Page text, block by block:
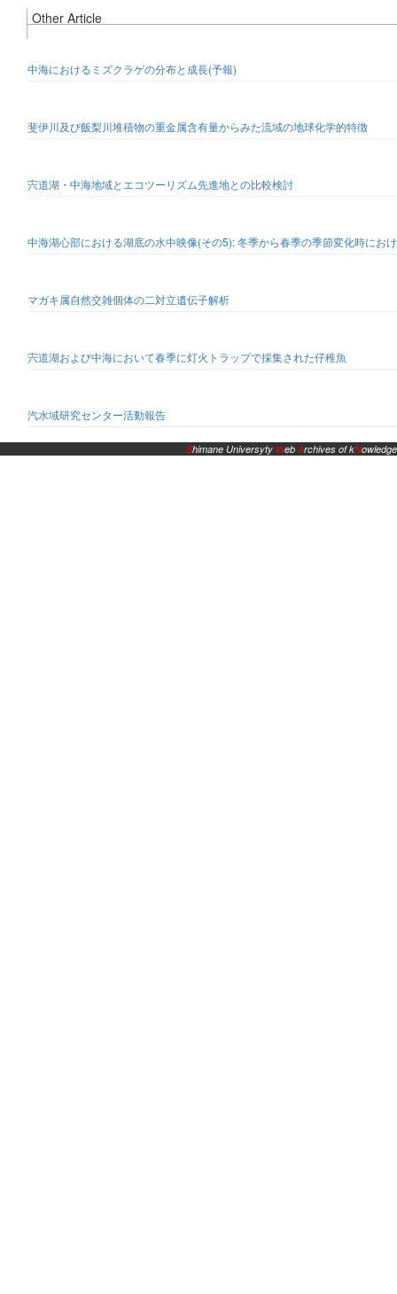
Other Article
中海におけるミズクラゲの分布と成長(予報)
斐伊川及び飯梨川堆積物の重金属含有量からみた流域の地球化学的特徴
宍道湖・中海地域とエコツーリズム先進地との比較検討
中海湖心部における湖底の水中映像(その5): 冬季から春季の季節変化時にお
マガキ属自然交雑個体の二対立遺伝子解析
宍道湖および中海において春季に灯火トラップで採集された仔稚魚
汽水域研究センター活動報告
Shimane Universyty WebArchives of kNowledge